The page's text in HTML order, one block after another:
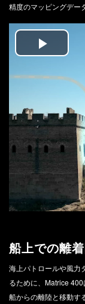
精度のマッピングデー
Play
船上での離
海上パトロールや風力
るために、Matrice
船からの離陸と移動す